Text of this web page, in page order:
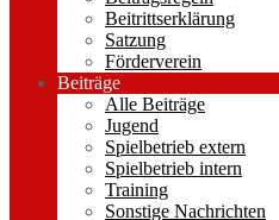
Beitrittserklärung
Satzung
Förderverein
Beiträge
Alle Beiträge
Jugend
Spielbetrieb extern
Spielbetrieb intern
Training
Sonstige Nachrichten